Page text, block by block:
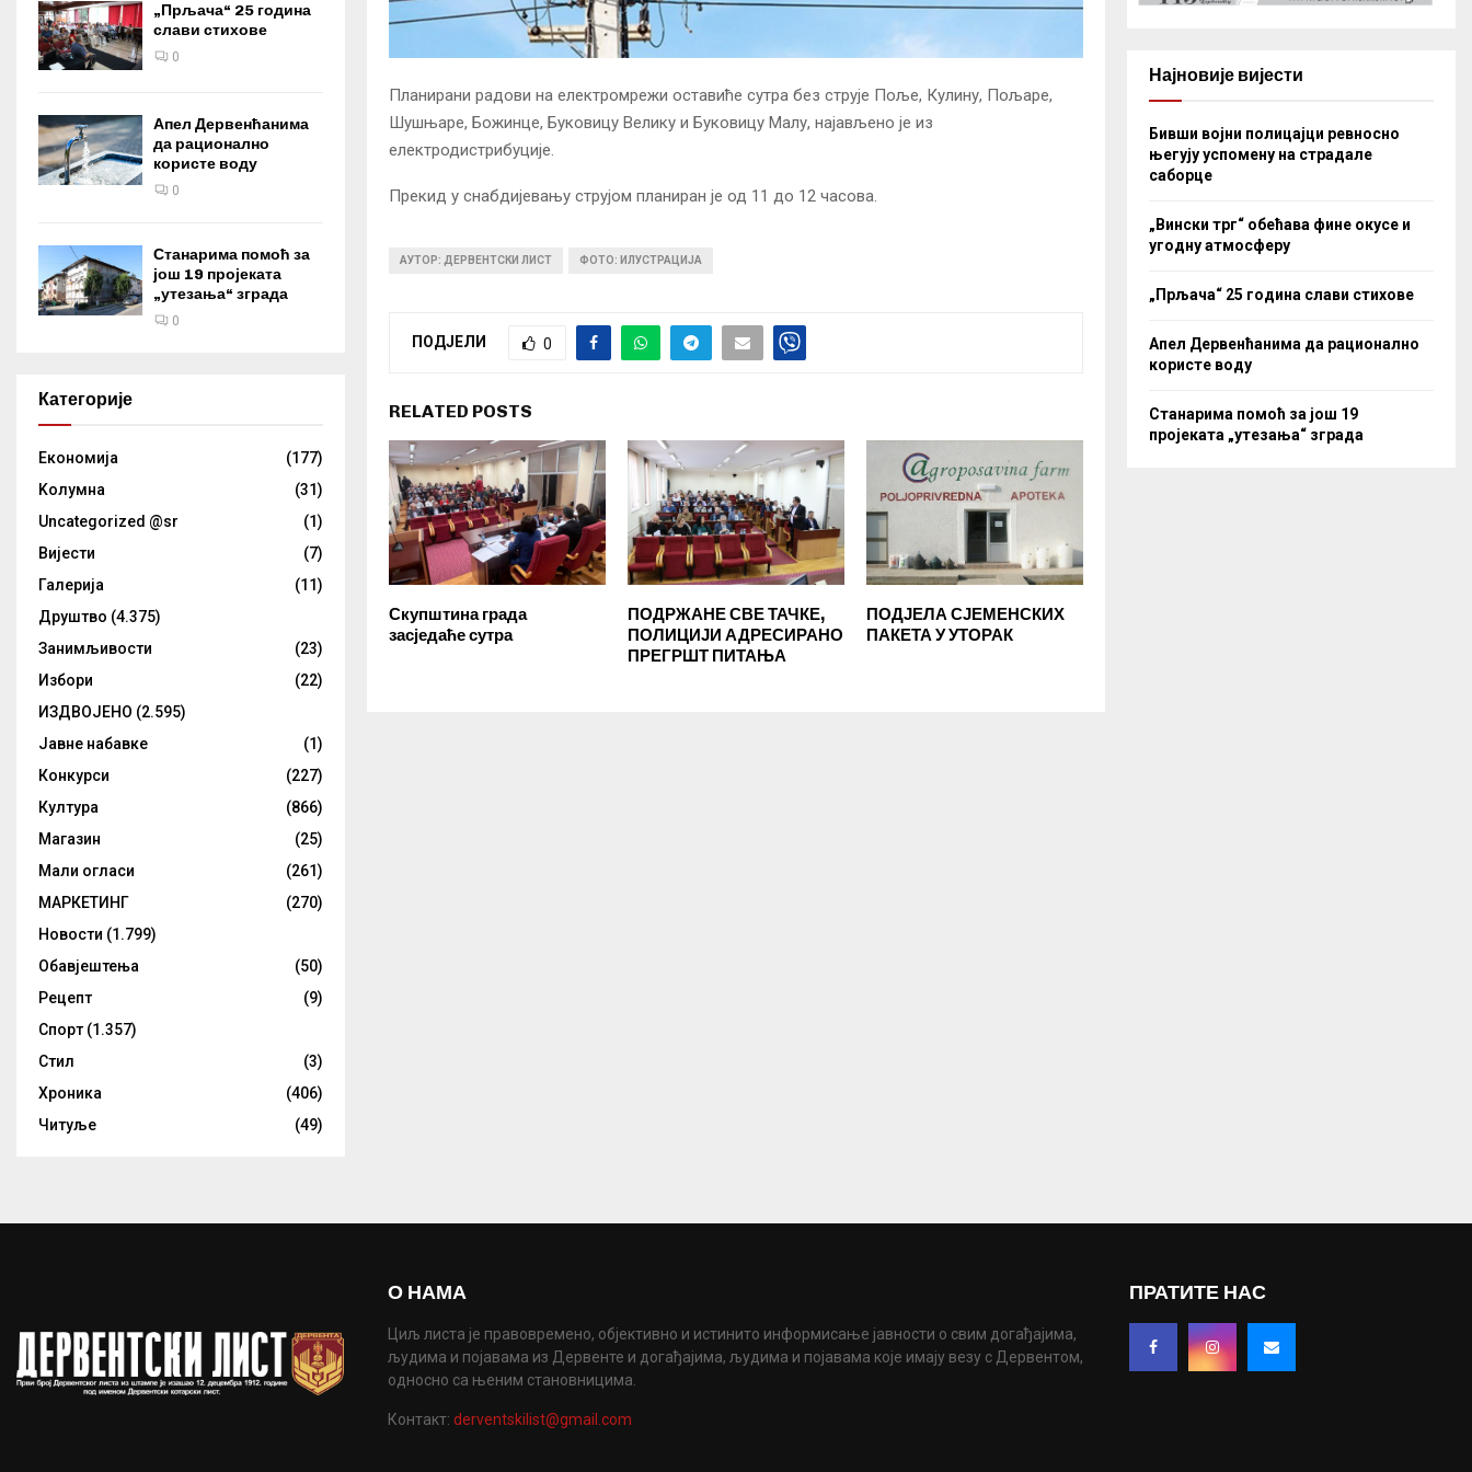
Планирани радови на електромрежи оставиће сутра без струје Поље, Кулину, Пољаре,
Шушњаре, Божинце, Буковицу Велику и Буковицу Малу, најављено је из
електродистрибуције.
Прекид у снабдијевању струјом планиран је од 11 до 12 часова.
АУТОР: ДЕРВЕНТСКИ ЛИСТ ФОТО: ИЛУСТРАЦИЈА
ПОДЈЕЛИ 0
RELATED POSTS
Скупштина града
засједаће сутра
ПОДРЖАНЕ СВЕ ТАЧКЕ,
ПОЛИЦИЈИ АДРЕСИРАНО
ПРЕГРШТ ПИТАЊА
ПОДЈЕЛА СЈЕМЕНСКИХ
ПАКЕТА У УТОРАК
„Прљача“ 25 година
слави стихове
0
Апел Дервенћанима
да рационално
користе воду
0
Станарима помоћ за
још 19 пројеката
„утезања“ зграда
0
Категорије
Eкономија
(177)
Kолумнa
(31)
Uncategorized @sr
(1)
Вијести
(7)
Галерија
(11)
Друштво (4.375)
Занимљивости
(23)
Избори
(22)
ИЗДВОЈЕНО (2.595)
Јавне набавке
(1)
Конкурси
(227)
Култура
(866)
Магазин
(25)
Мали огласи
(261)
МАРКЕТИНГ
(270)
Новости (1.799)
Обавјештења
(50)
Рецепт
(9)
Спорт (1.357)
Стил
(3)
Хроника
(406)
Читуље
(49)
Најновије вијести
Бивши војни полицајци ревносно
његују успомену на страдале
саборце
„Вински трг“ обећава фине окусе и
угодну атмосферу
„Прљача“ 25 година слави стихове
Апел Дервенћанима да рационално
користе воду
Станарима помоћ за још 19
пројеката „утезања“ зграда
О НАМА
Циљ листа је правовремено, објективно и истинито информисање јавности о свим догађајима,
људима и појавама из Дервенте и догађајима, људима и појавама које имају везу с Дервентом,
односно са њеним становницима.
Контакт: derventskilist@gmail.com
ПРАТИТЕ НАС